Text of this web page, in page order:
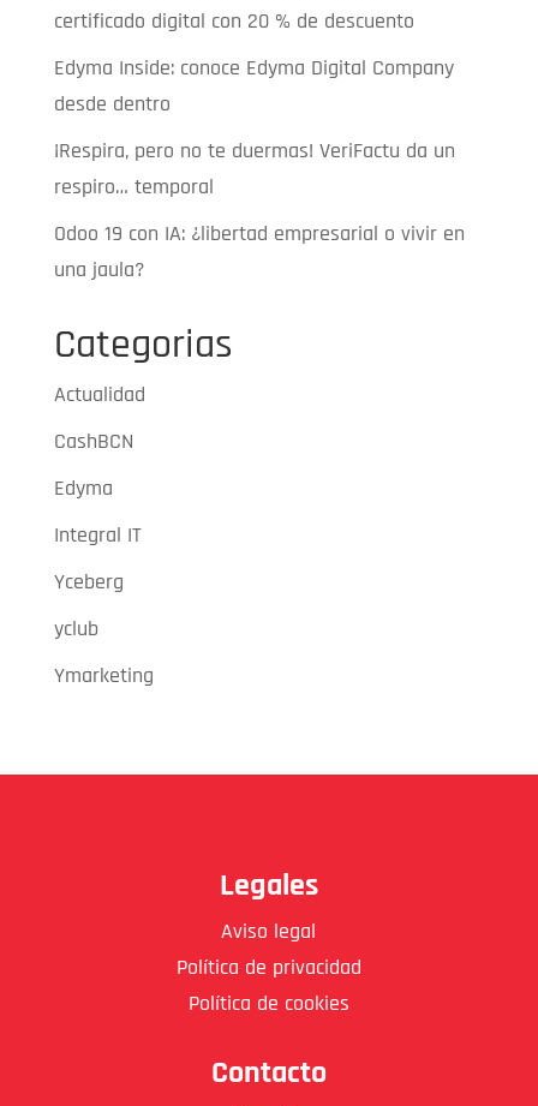
certificado digital con 20 % de descuento
Edyma Inside: conoce Edyma Digital Company
desde dentro
¡Respira, pero no te duermas! VeriFactu da un
respiro… temporal
Odoo 19 con IA: ¿libertad empresarial o vivir en
una jaula?
Categorias
Actualidad
CashBCN
Edyma
Integral IT
Yceberg
yclub
Ymarketing
Legales
Aviso legal
Política de privacidad
Política de cookies
Contacto